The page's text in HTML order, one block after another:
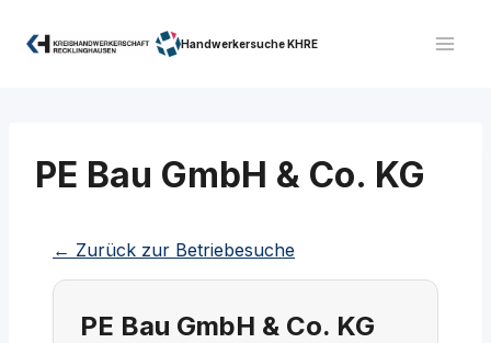
Inhalt
Handwerkersuche KHRE
PE Bau GmbH & Co. KG
← Zurück zur Betriebesuche
PE Bau GmbH & Co. KG